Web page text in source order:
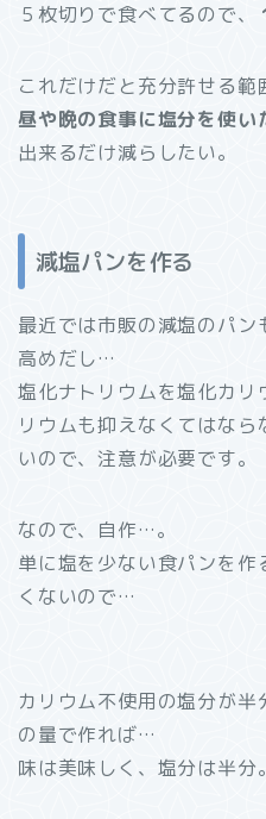
５枚切りで食べてるので、
これだけだと充分許せる範
昼や晩の食事に塩分を使い
出来るだけ減らしたい。
減塩パンを作る
最近では市販の減塩のパ
高めだし…
塩化ナトリウムを塩化カリ
リウムも抑えなくてはな
いので、注意が必要です。
なので、自作…。
単に塩を少ない食パンを
くないので…
カリウム不使用の塩分が
の量で作れば…
味は美味しく、塩分は半分。